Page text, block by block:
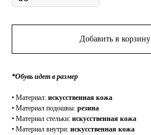
Добавить в корзину
*Обувь идет в размер
• Материал: искусственная кожа
• Материал подошвы: резина
• Материал стельки: искусственная кожа
• Материал внутри: искусственная кожа